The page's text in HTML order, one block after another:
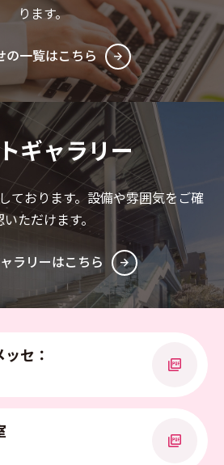
ります。
の一覧はこちら
ギャラリー
ております。設備や雰囲気をご確
いただけます。
ラリーはこちら
セ：